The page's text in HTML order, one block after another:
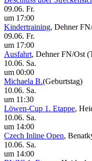
09.06. Fr.
um 17:00
Kindertraining, Dehner
09.06. Fr.
um 17:00
Ausfahrt, Dehner FN/Ost
10.06. Sa.
um 00:00
Michaela B.(Geburtstag)
10.06. Sa.
um 11:30
Löwen-Cup 1. Etappe,
10.06. Sa.
um 14:00
Czech Inline Open,
10.06. Sa.
um 14:00